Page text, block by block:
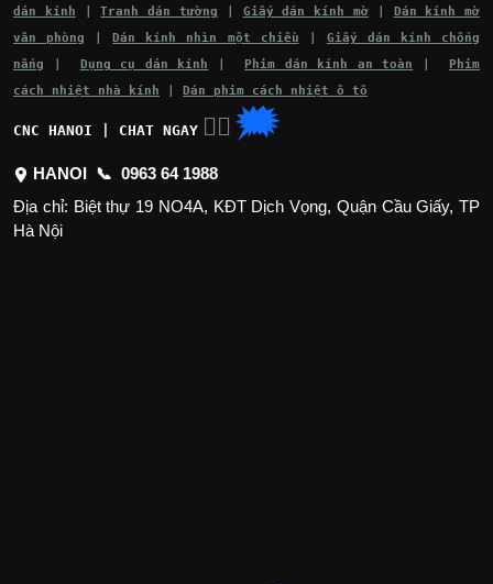
dán kính
Tranh dán tường Giấy dán kính mờ
Dán kính mờ
văn phòng
Dán kính nhìn một chiều
Giấy dán kính chống
nắng
Dụng cụ dán kính Phim dán kính an toàn
Phim
cách nhiệt nhà kính
Dán phim cách nhiệt ô tô
CNC HANOI | CHAT NGAY 👉🏽 🗯
HANOI 📞 0963 64 1988
Địa chỉ: Biệt thự 19 NO4A, KĐT Dịch Vọng, Quận Cầu Giấy, TP
Hà Nội